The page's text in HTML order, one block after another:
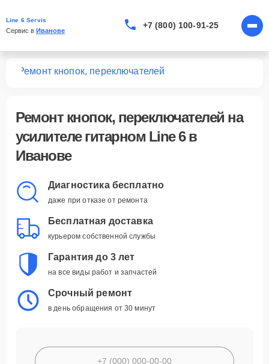
Line 6 Servis
Сервис в Иванове
+7 (800) 100-91-25
Ремонт кнопок, переключателей
Ремонт кнопок, переключателей на
усилителе гитарном Line 6 в
Иванове
Диагностика бесплатно
даже при отказе от ремонта
Бесплатная доставка
курьером собственной службы
Гарантия до 3 лет
на все виды работ и запчастей
Срочный ремонт
в день обращения от 30 минут